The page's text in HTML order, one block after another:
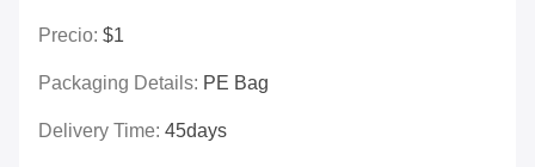
Precio: $1
Packaging Details: PE Bag
Delivery Time: 45days